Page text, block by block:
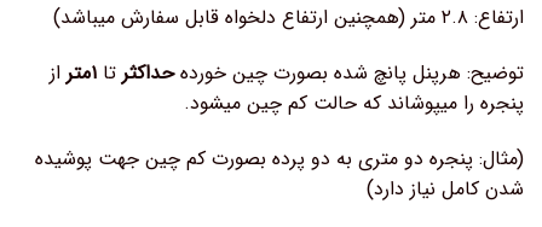
ارتفاع: ۲.۸ متر (همچنین ارتفاع دلخواه قابل سفارش میباشد)
توضیح: هرپنل پانچ شده بصورت چین خوردهحداکثر تا ۱متر
از
پنجره را میپوشاند که حالت کم چین میشود.
(مثال: پنجره دو متری به دو پرده بصورت کم چین جهت پوشیده
شدن کامل نیاز دارد)